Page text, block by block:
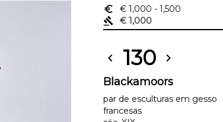
euro_symbol € 1,000 - 1,500
gavel
€ 1,000
chevron_left 130 chevron_right
Blackamoors
par de esculturas em gesso
francesas